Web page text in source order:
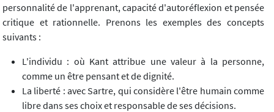
personnalité de l'apprenant, capacité d'autoréflexion et pensée
critique et rationnelle. Prenons les exemples des concepts
suivants :
L'individu : où Kant attribue une valeur à la personne,
comme un être pensant et de dignité.
La liberté : avec Sartre, qui considère l'être humain comme
libre dans ses choix et responsable de ses décisions.